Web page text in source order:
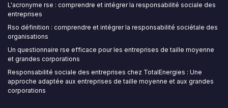
L'acronyme rse : comprendre et intégrer la responsabilité sociale des
entreprises
Rso définition : comprendre et intégrer la responsabilité sociétale des
organisations
Un questionnaire rse efficace pour les entreprises de taille moyenne
et grandes corporations
Responsabilité sociale des entreprises chez TotalEnergies : Une
approche adaptée aux entreprises de taille moyenne et aux grandes
corporations